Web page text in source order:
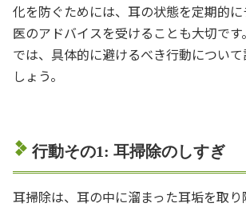
化を防ぐためには、耳の状態を定期的
医のアドバイスを受けることも大切で
では、具体的に避けるべき行動につい
しょう。
行動その1: 耳掃除のしすぎ
耳掃除は、耳の中に溜まった耳垢を取